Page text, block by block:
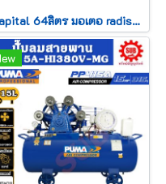
capital 64ลิตร มอเตอ radisan 1/2hp